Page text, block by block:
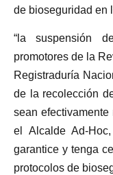
de bioseguridad en
“la suspensión
promotores de la
Registraduría
de la recolección
sean
el Alcalde Ad-
garantice y tenga
protocolos de